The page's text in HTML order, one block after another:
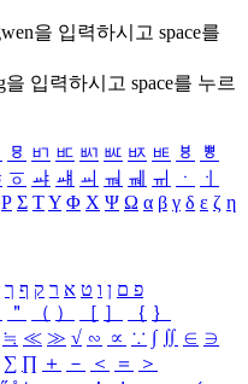
을 입력하시고 space를
을 입력하시고 space를 누르
ㅱ ㅲ ㅳ ㅴ ㅵ ㅶ ㅷ ㅸ
ㅹ
ㆆ ㆇ ㆈ ㆉ ㆊ ㆋ ㆌ ㆍ
ㆎ
Ρ Σ ΤΥ Φ Χ Ψ Ω α β γ δ ε ζ η
פ ם ן ו ט א ר ק ף ך
＂ （ ） ［ ］ ｛ ｝
≒ ≪ ≫ √ ∽ ∝ ∵ ∫ ∬ ∈ ∋
∑ ∏ ＋ － ＜ ＝
＞